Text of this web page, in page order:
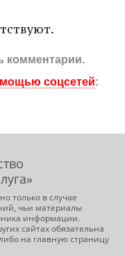
комментарии.
соцсетей:
только в случае
чьи материалы
информации.
сайтах обязательна
на главную страницу